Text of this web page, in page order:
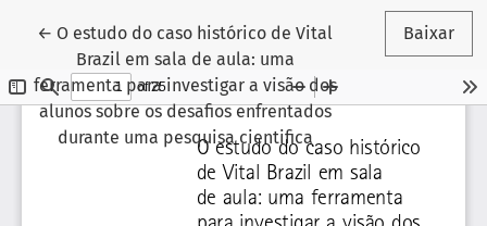
← Voltar aos Detalhes do Artigo
O estudo do caso histórico de Vital
Brazil em sala de aula: uma
ferramenta para investigar a visão dos
alunos sobre os desafios enfrentados
durante uma pesquisa cientifica
Baixar